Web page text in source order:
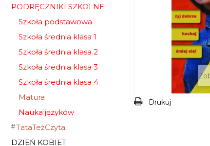
PODRĘCZNIKI SZKOLNE
Szkoła podstawowa
Szkoła średnia klasa 1
Szkoła średnia klasa 2
Szkoła średnia klasa 3
Szkoła średnia klasa 4
Matura
Nauka języków
TataTeżCzyta
DZIEŃ KOBIET
Drukuj